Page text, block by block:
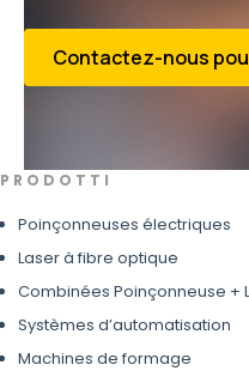
P R O D O T T I
Poinçonneuses électriques
Laser à fibre optique
Combinées Poinçonneuse +
Systèmes d’automatisation
Machines de formage
Contactez-nous